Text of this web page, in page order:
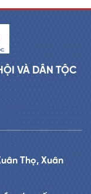
VÀ DÂN TỘC
Thọ, Xuân